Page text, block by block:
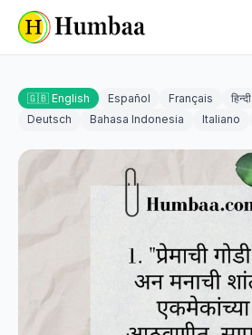
🇬🇧 English Español Français हिन्दी
Deutsch
Bahasa Indonesia Italiano